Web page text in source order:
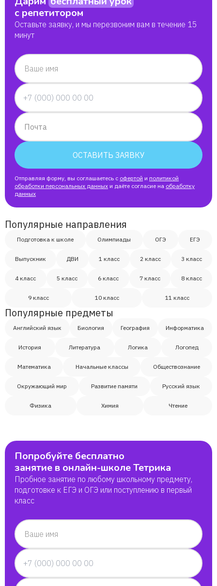
с репетитором
Оставьте заявку, и мы перезвоним вам в течение 15
минут
Ваше имя
Почта
ОСТАВИТЬ ЗАЯВКУ
Отправляя форму, вы соглашаетесь с офертой и политикой
обработки персональных данных и даёте согласие на обработку
данных
Популярные направления
Подготовка к школе Олимпиады ОГЭ ЕГЭ
Выпускник ДВИ 1 класс 2 класс 3 класс
4 класс 5 класс 6 класс 7 класс 8 класс
9 класс 10 класс 11 класс
Популярные предметы
Английский язык Биология География Информатика
История Литература Логика Логопед
Математика Начальные классы Обществознание
Окружающий мир Развитие памяти Русский язык
Физика Химия Чтение
Попробуйте бесплатно
занятие в онлайн-школе Тетрика
Пробное занятие по любому школьному предмету,
подготовке к ЕГЭ и ОГЭ или поступлению в первый
класс
Ваше имя